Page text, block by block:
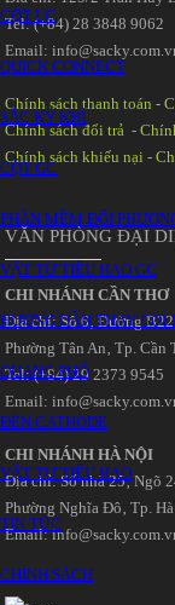
CỘT LC
QUICK CONNECT
SẮC KÝ KHÍ
CỘT GC
PHẦN MỀM ĐỔI
VẬT TƯ TIÊU HAO GC
HƯỚNG DẪN THAY
QUANG PHỔ
ĐÈN CATHODE
VẬT TƯ TIÊU HAO
TIN TỨC
CHÍNH SÁCH
Tel: (+84) 28 3848 9062
Email:
Chính sách thanh toán -
Chính sách đổi trả -
Chính sách khiếu nại -
VĂN PHÒNG ĐẠI
CHI NHÁNH CẦN THƠ
Địa chỉ: Số 6‚ Đường B22
Phường Tân An‚ Tp. Cần
Tel: (+84) 29 2373 9545
Email:
CHI NHÁNH HÀ NỘI
Địa chỉ: Số nhà 25‚ Ngõ
Phường Nghĩa Đô‚ Tp.
Email: